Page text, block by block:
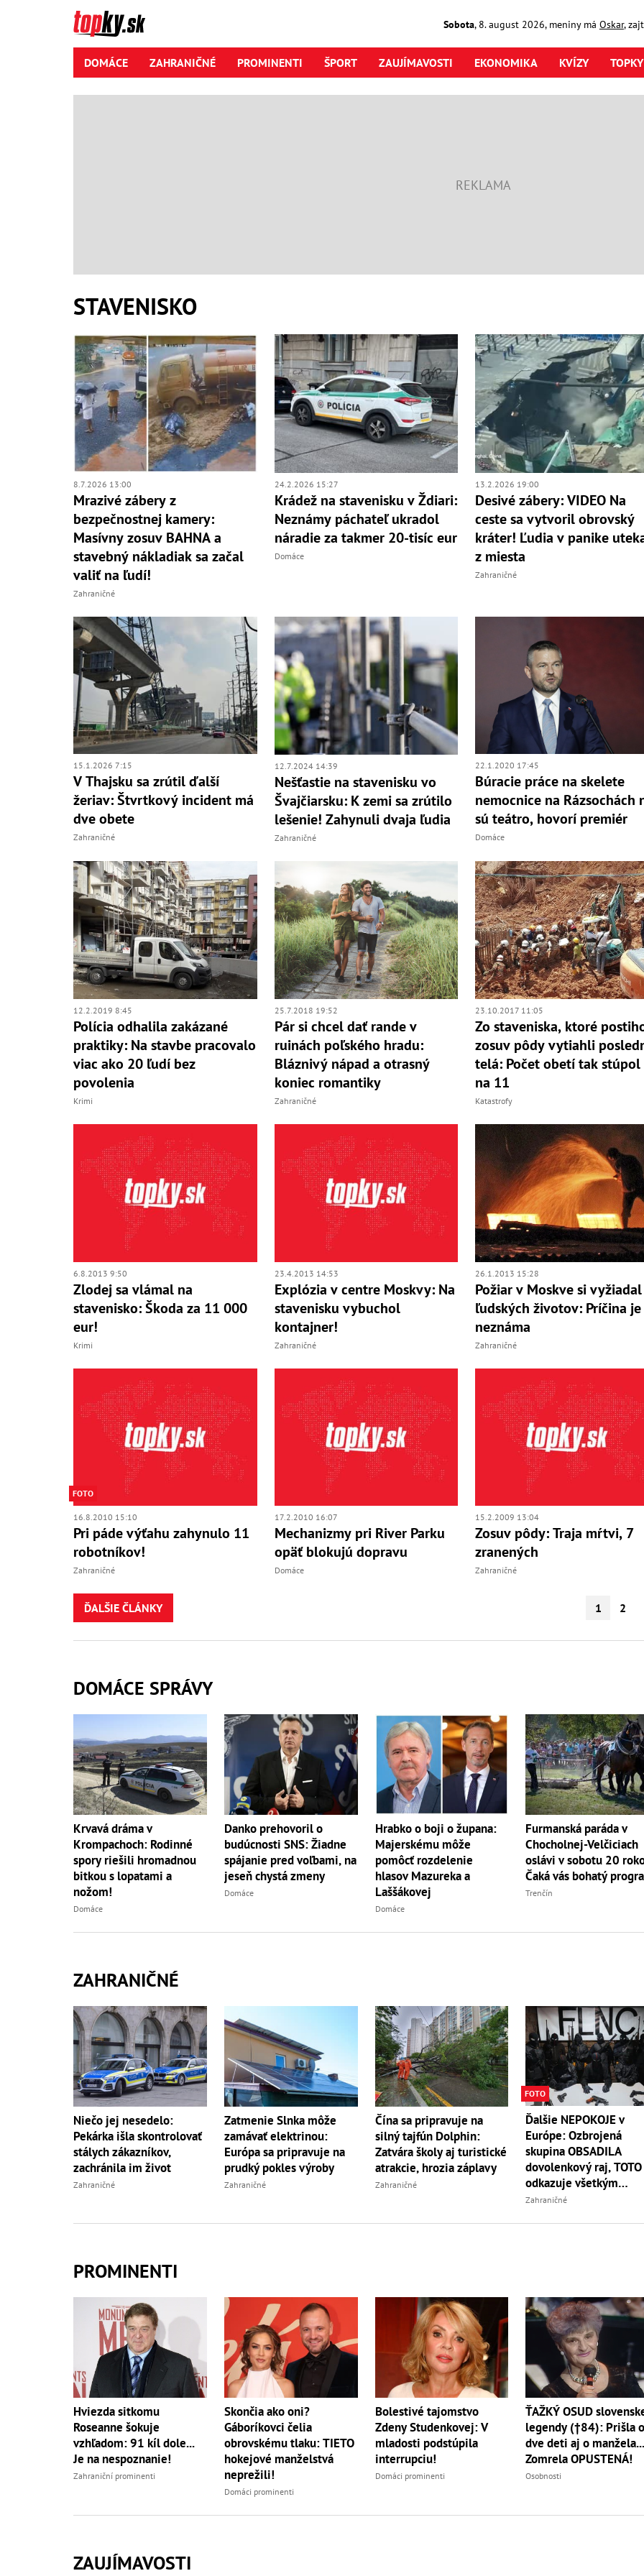
Sobota, 8. august2026, meniny má Oskar,
DOMÁCE ZAHRANIČNÉ PROMINENTI ŠPORT ZAUJÍMAVOSTI EKONOMIKA KVÍZY
STAVENISKO
8.7.2026 13:00
Mrazivé zábery z
bezpečnostnej kamery:
Masívny zosuv BAHNA a
stavebný nákladiak sa začal
valiť na ľudí!
Zahraničné
24.2.2026 15:27
Krádež na stavenisku v Ždiari:
Neznámy páchateľ ukradol
náradie za takmer 20-tisíc eur
Domáce
13.2.2026 19:00
Desivé zábery: VIDEO Na
ceste sa vytvoril obrovský
kráter! Ľudia v panike
z miesta
Zahraničné
15.1.2026 7:15
V Thajsku sa zrútil ďalší
žeriav: Štvrtkový incident má
dve obete
Zahraničné
12.7.2024 14:39
Nešťastie na stavenisku vo
Švajčiarsku: K zemi sa zrútilo
lešenie! Zahynuli dvaja ľudia
Zahraničné
22.1.2020 17:45
Búracie práce na skelete
nemocnice na Rázsochách
sú teátro, hovorí premiér
Domáce
12.2.2019 8:45
Polícia odhalila zakázané
praktiky: Na stavbe pracovalo
viac ako 20 ľudí bez
povolenia
Krimi
25.7.2018 19:52
Pár si chcel dať rande v
ruinách poľského hradu:
Bláznivý nápad a otrasný
koniec romantiky
Zahraničné
23.10.2017 11:05
Zo staveniska, ktoré
zosuv pôdy vytiahli
telá: Počet obetí tak stúpol
na 11
Katastrofy
6.8.2013 9:50
Zlodej sa vlámal na
stavenisko: Škoda za 11 000
eur!
Krimi
23.4.2013 14:53
Explózia v centre Moskvy: Na
stavenisku vybuchol
kontajner!
Zahraničné
26.1.2013 15:28
Požiar v Moskve si
ľudských životov: Príčina je
neznáma
Zahraničné
FOTO
16.8.2010 15:10
Pri páde výťahu zahynulo 11
robotníkov!
Zahraničné
17.2.2010 16:07
Mechanizmy pri River Parku
opäť blokujú dopravu
Domáce
15.2.2009 13:04
Zosuv pôdy: Traja mŕtvi, 7
zranených
Zahraničné
ĎALŠIE ČLÁNKY 1 2
DOMÁCE SPRÁVY
Krvavá dráma v
Krompachoch: Rodinné
spory riešili hromadnou
bitkou s lopatami a
nožom!
Domáce
Danko prehovoril o
budúcnosti SNS: Žiadne
spájanie pred voľbami, na
jeseň chystá zmeny
Domáce
Hrabko o boji o župana:
Majerskému môže
pomôcť rozdelenie
hlasov Mazureka a
Laššákovej
Domáce
Furmanská paráda v
Chocholnej-Velčiciach
oslávi v sobotu 20
Čaká vás bohatý
Trenčín
ZAHRANIČNÉ
Niečo jej nesedelo:
Pekárka išla skontrolovať
stálych zákazníkov,
zachránila im život
Zahraničné
Zatmenie Slnka môže
zamávať elektrinou:
Európa sa pripravuje na
prudký pokles výroby
Zahraničné
Čína sa pripravuje na
silný tajfún Dolphin:
Zatvára školy aj turistické
atrakcie, hrozia záplavy
Zahraničné
FOTO
Ďalšie NEPOKOJE v
Európe: Ozbrojená
skupina OBSADILA
dovolenkový raj, TOTO
odkazuje všetkým
turistom!
Zahraničné
PROMINENTI
Hviezda sitkomu
Roseanne šokuje
vzhľadom: 91 kíl dole...
Je na nespoznanie!
Zahraniční prominenti
Skončia ako oni?
Gáboríkovci čelia
obrovskému tlaku: TIETO
hokejové manželstvá
neprežili!
Domáci prominenti
Bolestivé tajomstvo
Zdeny Studenkovej: V
mladosti podstúpila
interrupciu!
Domáci prominenti
ŤAŽKÝ OSUD
legendy (†84): Prišla
dve deti aj o
Zomrela OPUSTENÁ!
Osobnosti
ZAUJÍMAVOSTI